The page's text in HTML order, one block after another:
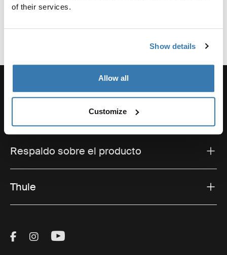
of their services.
Show details
Allow all
Customize
Respaldo sobre el producto
Thule
Visit Thule on Facebook (external link)
Visit Thule on Instagram (external link)
Visit Thule on Youtube (external